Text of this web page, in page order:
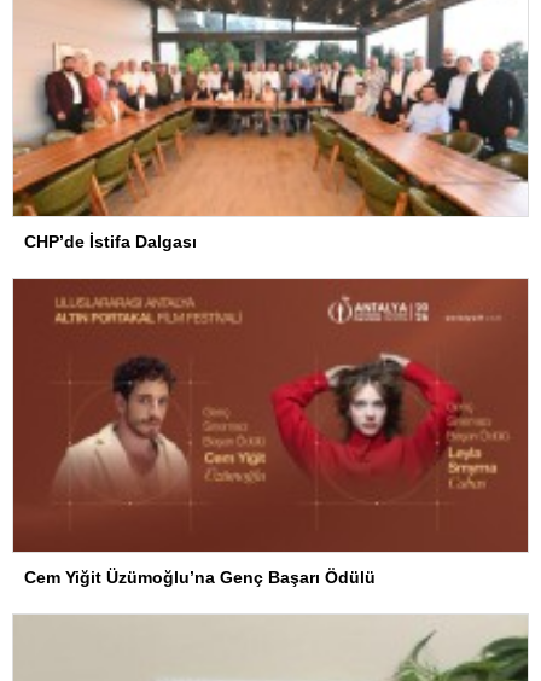
CHP’de İstifa Dalgası
Cem Yiğit Üzümoğlu’na Genç Başarı Ödülü